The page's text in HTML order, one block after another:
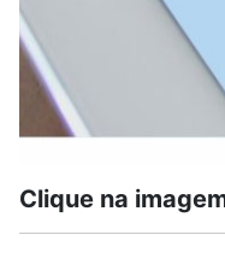
Clique na